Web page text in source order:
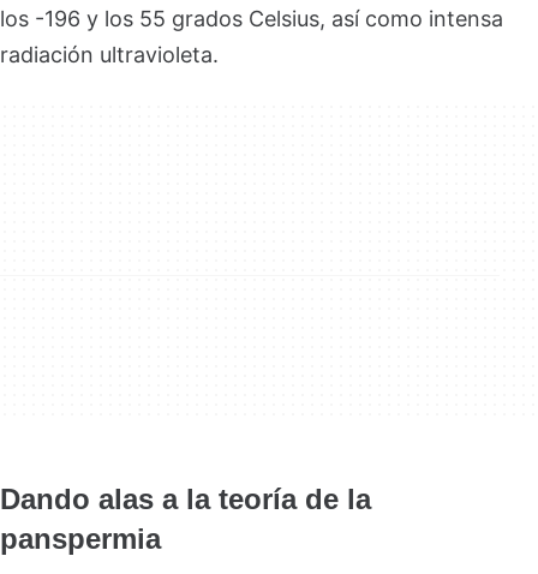
los -196 y los 55 grados Celsius, así como intensa
radiación ultravioleta.
Dando alas a la teoría de la
panspermia